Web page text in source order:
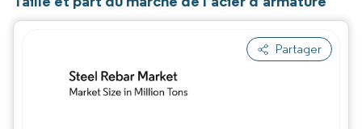
Partager